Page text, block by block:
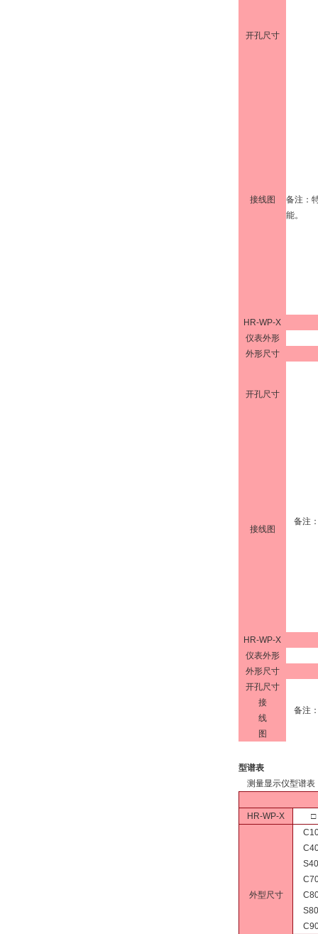
开孔尺寸
接线图
备注：
能。
HR-WP-X
仪表外形
外形尺寸
开孔尺寸
接线图
备注
HR-WP-X
仪表外形
外形尺寸
开孔尺寸
接
线
图
备注
型谱表
测量显示仪型谱表
HR-WP-X □
外型尺寸